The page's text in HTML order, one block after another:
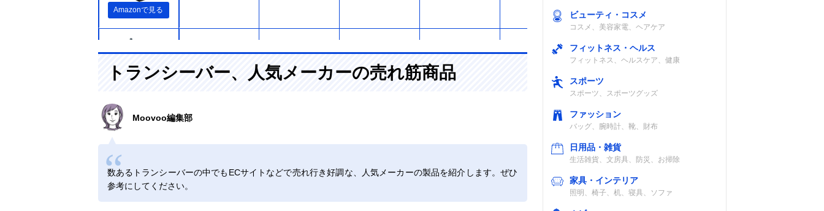
Amazonで見る
Amazonで見る
(Yaesumusen)
スタンダード
も聞き取りやす
い大音量設計
27.6×高さ
90.5mm（突起
部含まず）
池含む）
20ch（交互）
リチウムイオン
電池パックまた
リ電池×3
Amazonで見る
電力トランシー
型トランシーバ
ー
52.6mm（突起
部含まず）
ップ含む）
47ch（交互
20ch＋中継
27ch）
内臓リチウムイ
オン電池
トランシーバー、人気メーカーの売れ筋商品
Moovoo編集部
数あるトランシーバーの中でもECサイトなどで売れ行き好調な、人気メーカーの製品を紹介します。ぜひ
参考にしてください。
ビューティ・コスメ
コスメ、美容家電、ヘアケア
フィットネス・ヘルス
フィットネス、ヘルスケア、健康
スポーツ
スポーツ、スポーツグッズ
ファッション
バッグ、腕時計、靴、財布
日用品・雑貨
生活雑貨、文房具、防災、お掃除
家具・インテリア
照明、椅子、机、寝具、ソファ